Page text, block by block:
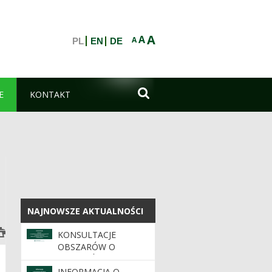
AAA
PL EN DE
KONTAKT 
NAJNOWSZE AKTUALNOŚCI
NAJNOWSZE AKTUALNOŚCI
KONSULTACJE
OBSZARÓW O
SZCZEGÓLNYCH